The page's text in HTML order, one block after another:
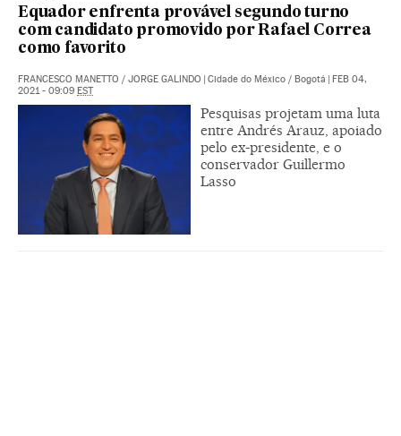
Equador enfrenta provável segundo turno
com candidato promovido por Rafael Correa
como favorito
FRANCESCO MANETTO / JORGE GALINDO | Cidade do México / Bogotá | FEB 04,
2021 - 09:09 EST
Pesquisas projetam uma luta
entre Andrés Arauz, apoiado
pelo ex-presidente, e o
conservador Guillermo
Lasso